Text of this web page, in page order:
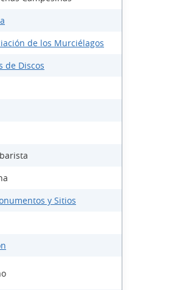
de los Murciélagos
de Discos
y Sitios